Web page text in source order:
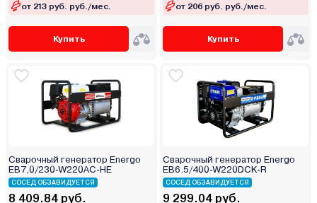
от 213 руб. руб./мес.
Купить
от 206 руб. руб./мес.
Купить
Сварочный генератор Energo
EB7,0/230-W220AC-HE
СОСЕД ОБЗАВИДУЕТСЯ
8 409.84 руб.
Сварочный генератор Energo
EB6.5/400-W220DCK-R
СОСЕД ОБЗАВИДУЕТСЯ
9 299.04 руб.